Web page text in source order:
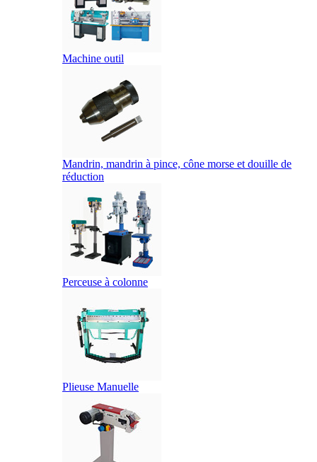
Machine outil
Mandrin, mandrin à pince, cône morse et douille de
réduction
Perceuse à colonne
Plieuse Manuelle